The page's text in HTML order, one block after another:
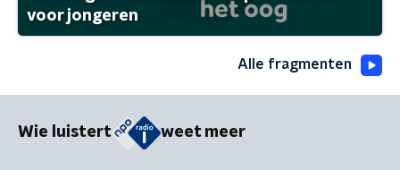
voor jongeren
Alle fragmenten
Wie luistert weet meer